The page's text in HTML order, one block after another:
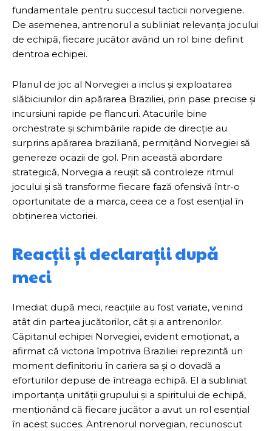
fundamentale pentru succesul tacticii norvegiene.
De asemenea, antrenorul a subliniat relevanța jocului
de echipă, fiecare jucător având un rol bine definit
dentroa echipei.
Planul de joc al Norvegiei a inclus și exploatarea
slăbiciunilor din apărarea Braziliei, prin pase precise și
incursiuni rapide pe flancuri. Atacurile bine
orchestrate și schimbările rapide de direcție au
surprins apărarea braziliană, permițând Norvegiei să
genereze ocazii de gol. Prin această abordare
strategică, Norvegia a reușit să controleze ritmul
jocului și să transforme fiecare fază ofensivă într-o
oportunitate de a marca, ceea ce a fost esențial în
obținerea victoriei.
Reacții și declarații după
meci
Imediat după meci, reacțiile au fost variate, venind
atât din partea jucătorilor, cât și a antrenorilor.
Căpitanul echipei Norvegiei, evident emoționat, a
afirmat că victoria împotriva Braziliei reprezintă un
moment definitoriu în cariera sa și o dovadă a
eforturilor depuse de întreaga echipă. El a subliniat
importanța unității grupului și a spiritului de echipă,
menționând că fiecare jucător a avut un rol esențial
în acest succes. Antrenorul norvegian, recunoscut